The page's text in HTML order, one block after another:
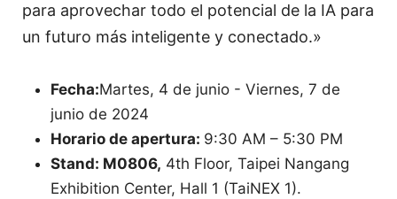
para aprovechar todo el potencial de la IA para
un futuro más inteligente y conectado.»
Fecha:Martes, 4 de junio - Viernes, 7 de
junio de 2024
Horario de apertura: 9:30 AM – 5:30 PM
Stand: M0806, 4th Floor, Taipei Nangang
Exhibition Center, Hall 1 (TaiNEX 1).